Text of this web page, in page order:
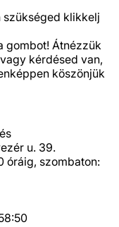
szükséged klikkelj
gombot! Átnézzük
kérdésed van,
köszönjük
u. 39.
óráig, szombaton: